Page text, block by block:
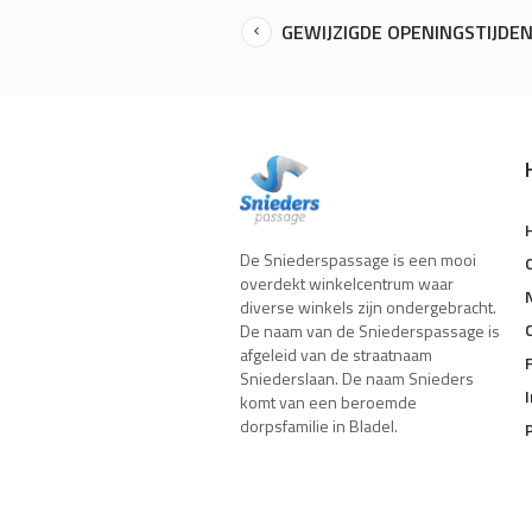
GEWIJZIGDE
De Sniederspassage is een mooi
overdekt winkelcentrum waar
diverse winkels zijn ondergebracht.
De naam van de Sniederspassage is
afgeleid van de straatnaam
Sniederslaan. De naam Snieders
komt van een beroemde
dorpsfamilie in Bladel.